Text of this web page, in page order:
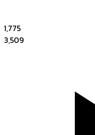
1,775
3,509